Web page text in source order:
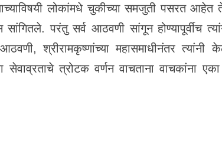
लोकांमधे चुकीच्या समजुती पसरत
परंतु सर्व आठवणी सांगून होण्यापूर्वीच
श्रीरामकृष्णांच्या महासमाधीनंतर त्यांनी
त्रोटक वर्णन वाचताना वाचकांना एका